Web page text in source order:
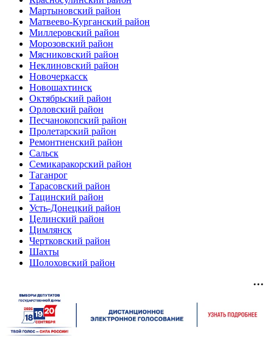
Мартыновский район
Матвеево-Курганский район
Миллеровский район
Морозовский район
Мясниковский район
Неклиновский район
Новочеркасск
Новошахтинск
Октябрьский район
Орловский район
Песчанокопский район
Пролетарский район
Ремонтненский район
Сальск
Семикаракорский район
Таганрог
Тарасовский район
Тацинский район
Усть-Донецкий район
Целинский район
Цимлянск
Чертковский район
Шахты
Шолоховский район